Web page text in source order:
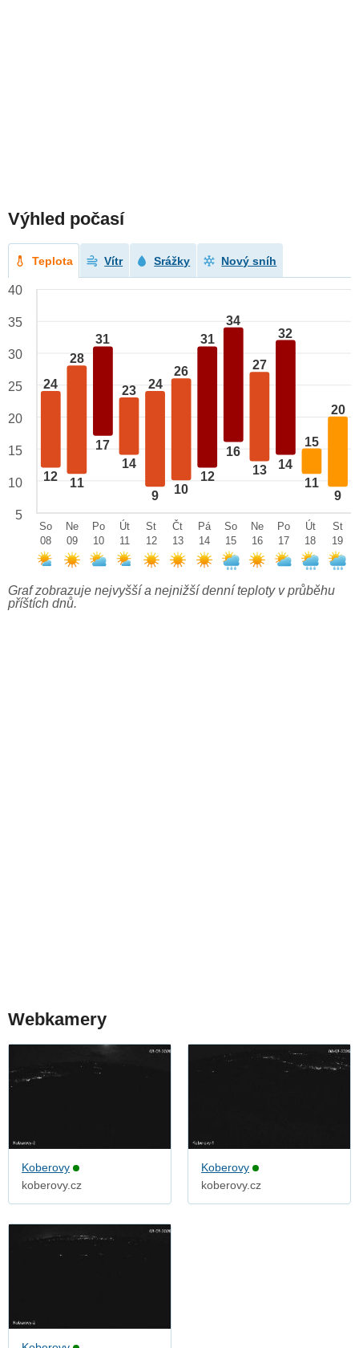
Výhled počasí
Teplota Vítr Srážky Nový sníh
24
12
28
11
31
17
23
14
24
9
26
10
31
12
34
16
27
13
32
14
15
11
20
9
40
35
30
25
20
15
10
5
So
08
Ne
09
Po
10
Út
11
St
12
Čt
13
Pá
14
So
15
Ne
16
Po
17
Út
18
St
19
Graf zobrazuje nejvyšší a nejnižší denní teploty v průběhu
příštích dnů.
Webkamery
Koberovy
koberovy.cz
Koberovy
koberovy.cz